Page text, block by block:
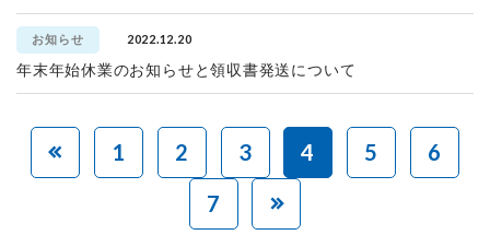
お知らせ 2022.12.20
年末年始休業のお知らせと領収書発送について
1 2 3 4 5
6
7